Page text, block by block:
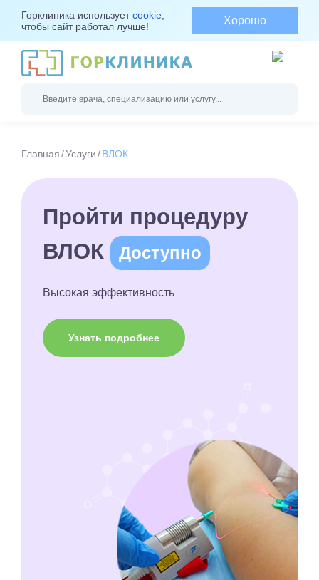
Горклиника используетcookie
чтобы сайт работал лучше!
Хорошо
Главная Услуги ВЛОК
Пройти процедуру
ВЛОК
Доступно
Высокая эффективность
Узнать подробнее